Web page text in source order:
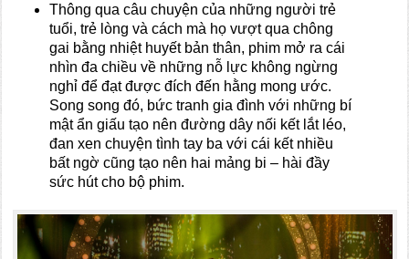
Thông qua câu chuyện của những người trẻ
tuổi, trẻ lòng và cách mà họ vượt qua chông
gai bằng nhiệt huyết bản thân, phim mở ra cái
nhìn đa chiều về những nỗ lực không ngừng
nghỉ để đạt được đích đến hằng mong ước.
Song song đó, bức tranh gia đình với những bí
mật ẩn giấu tạo nên đường dây nối kết lắt léo,
đan xen chuyện tình tay ba với cái kết nhiều
bất ngờ cũng tạo nên hai mảng bi – hài đầy
sức hút cho bộ phim.